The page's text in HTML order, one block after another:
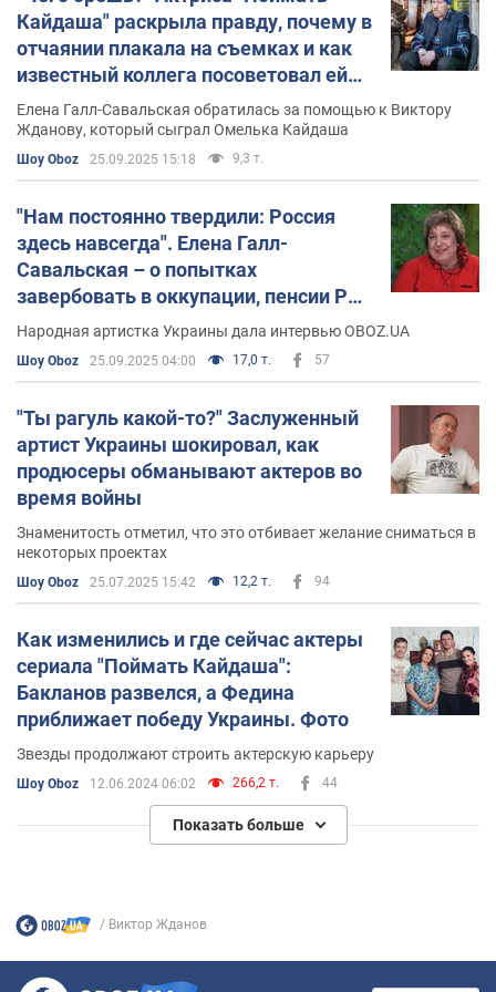
Также исполнял роли в кино и телесериалах. Среди
известных работ – "Киборги" (2017), "Почему я жив"
(2021), "Серые пчелы" (2024) и другие.
Личная жизнь
Виктор Жданов женат. Его жена –
Они вместе работали в Донецком украинском театре
до 2014 года.
Имеет дочь Оксану, которая также является актрисой
Национального академического драматического
театра им. Франко.
Также имеет сына.
Кайдаша" раскрыла правду, почему в
отчаянии плакала на съемках и как
известный коллега посоветовал ей
молчать
Елена Галл-Савальская обратилась за помощью к Виктору
Жданову, который сыграл Омелька Кайдаша
Шоу Oboz 25.09.2025 15:18 9,3 т.
"Нам постоянно твердили: Россия
здесь навсегда". Елена Галл-
Савальская – о попытках
завербовать в оккупации, пенсии РФ
и тайнах предателей Украины
Народная артистка Украины дала интервью OBOZ.UA
Шоу Oboz 25.09.2025 04:00 17,0 т. 57
"Ты рагуль какой-то?" Заслуженный
артист Украины шокировал, как
продюсеры обманывают актеров во
время войны
Знаменитость отметил, что это отбивает желание сниматься в
некоторых проектах
Шоу Oboz 25.07.2025 15:42 12,2 т. 94
Как изменились и где сейчас актеры
сериала "Поймать Кайдаша":
Бакланов развелся, а Федина
приближает победу Украины. Фото
Звезды продолжают строить актерскую карьеру
Шоу Oboz 12.06.2024 06:02 266,2 т. 44
Показать больше
Виктор Жданов